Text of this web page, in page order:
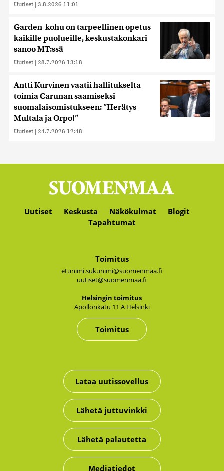
Uutiset | 3.8.2026 11:01
Garden-kohu on tarpeellinen opetus
kaikille puolueille, keskustakonkari
sanoo MT:ssä
Uutiset | 28.7.2026 13:18
Antti Kurvinen vaatii hallitukselta
toimia Carunan saamiseksi
suomalaisomistukseen: ”Herätys
Multala ja Orpo!”
Uutiset | 24.7.2026 12:48
Uutiset Keskusta Näkökulmat
Blogit
Tapahtumat
Toimitus
etunimi.sukunimi@suomenmaa.fi
uutiset@suomenmaa.fi
Hel­sin­gin toi­mi­tus
Apol­lon­ka­tu 11 A Hel­sin­ki
Toimitus
Lataa uutissovellus
Lähetä juttuvinkki
Lähetä palautetta
Mediatiedot